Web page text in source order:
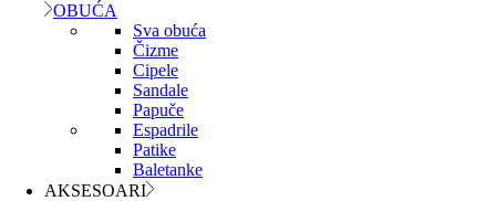
OBUĆA
Sva obuća
Čizme
Cipele
Sandale
Papuče
Espadrile
Patike
Baletanke
AKSESOARI